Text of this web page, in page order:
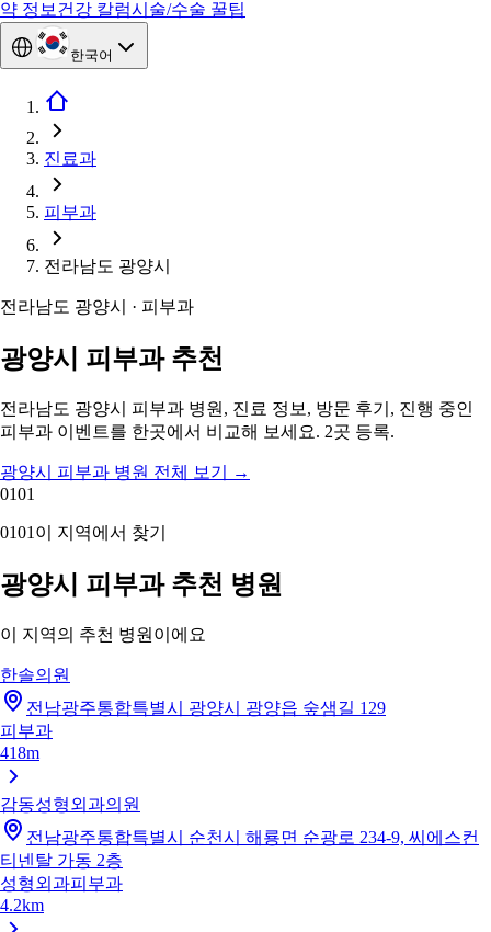
약 정보 건강 칼럼시술/수술 꿀팁
한국어
진료과
피부과
전라남도 광양시
전라남도 광양시 · 피부과
광양시 피부과 추천
전라남도 광양시 피부과 병원, 진료 정보, 방문 후기, 진행 중인
피부과 이벤트를 한곳에서 비교해 보세요. 2곳 등록.
광양시 피부과 병원 전체 보기
→
0101
0101 이 지역에서 찾기
광양시 피부과 추천 병원
이 지역의 추천 병원이에요
한솔의원
전남광주통합특별시 광양시 광양읍 숲샘길 129
피부과
418m
감동성형외과의원
전남광주통합특별시 순천시 해룡면 순광로 234-9, 씨에스컨
티넨탈 가동 2층
성형외과피부과
4.2km